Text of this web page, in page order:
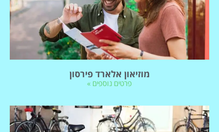
מוזיאון אלארד פירסון
פרטים נוספים »